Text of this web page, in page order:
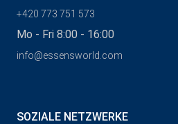
+420 773 751 573
Mo - Fri 8:00 - 16:00
info@essensworld.com
SOZIALE NETZWERKE